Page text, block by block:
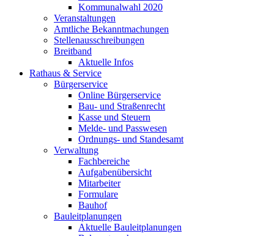
Kommunalwahl 2020
Veranstaltungen
Amtliche Bekanntmachungen
Stellenausschreibungen
Breitband
Aktuelle Infos
Rathaus & Service
Bürgerservice
Online Bürgerservice
Bau- und Straßenrecht
Kasse und Steuern
Melde- und Passwesen
Ordnungs- und Standesamt
Verwaltung
Fachbereiche
Aufgabenübersicht
Mitarbeiter
Formulare
Bauhof
Bauleitplanungen
Aktuelle Bauleitplanungen